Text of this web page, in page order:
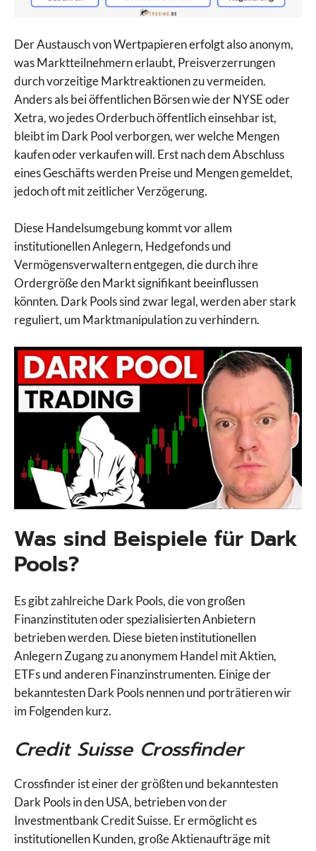
Der Austausch von Wertpapieren erfolgt also anonym,
was Marktteilnehmern erlaubt, Preisverzerrungen
durch vorzeitige Marktreaktionen zu vermeiden.
Anders als bei öffentlichen Börsen wie der NYSE oder
Xetra, wo jedes Orderbuch öffentlich einsehbar ist,
bleibt im Dark Pool verborgen, wer welche Mengen
kaufen oder verkaufen will. Erst nach dem Abschluss
eines Geschäfts werden Preise und Mengen gemeldet,
jedoch oft mit zeitlicher Verzögerung.
Diese Handelsumgebung kommt vor allem
institutionellen Anlegern, Hedgefonds und
Vermögensverwaltern entgegen, die durch ihre
Ordergröße den Markt signifikant beeinflussen
könnten. Dark Pools sind zwar legal, werden aber stark
reguliert, um Marktmanipulation zu verhindern.
Was sind Beispiele für Dark
Pools?
Es gibt zahlreiche Dark Pools, die von großen
Finanzinstituten oder spezialisierten Anbietern
betrieben werden. Diese bieten institutionellen
Anlegern Zugang zu anonymem Handel mit Aktien,
ETFs und anderen Finanzinstrumenten. Einige der
bekanntesten Dark Pools nennen und porträtieren wir
im Folgenden kurz.
Credit Suisse Crossfinder
Crossfinder ist einer der größten und bekanntesten
Dark Pools in den USA, betrieben von der
Investmentbank Credit Suisse. Er ermöglicht es
institutionellen Kunden, große Aktienaufträge mit